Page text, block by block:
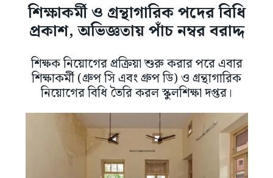
শিক্ষাকর্মী ও গ্রন্থাগারিক পদের বিধি
প্রকাশ, অভিজ্ঞতায় পাঁচ নম্বর বরাদ্দ
শিক্ষক নিয়োগের প্রক্রিয়া শুরু করার পরে এবার
শিক্ষাকর্মী (গ্রুপ সি এবং গ্রুপ ডি) ও গ্রন্থাগারিক
নিয়োগের বিধি তৈরি করল স্কুলশিক্ষা দপ্তর।